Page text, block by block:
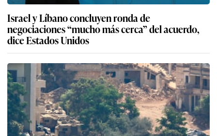
Israel y Líbano concluyen ronda de
negociaciones “mucho más cerca” del acuerdo,
dice Estados Unidos